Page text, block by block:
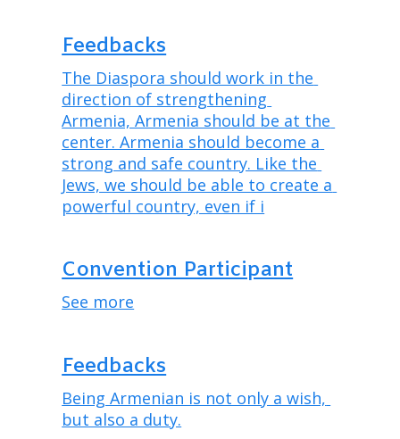
Feedbacks
The Diaspora should work in the
direction of strengthening
Armenia, Armenia should be at the
center. Armenia should become a
strong and safe country. Like the
Jews, we should be able to create a
powerful country, even if i
Convention Participant
See more
Feedbacks
Being Armenian is not only a wish,
but also a duty.